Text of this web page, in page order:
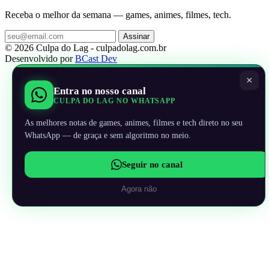
Receba o melhor da semana — games, animes, filmes, tech.
Assinar
© 2026 Culpa do Lag - culpadolag.com.br
Desenvolvido porBCast Dev
×
Entra no nosso canal
CULPA DO LAG NO WHATSAPP
As melhores notas de games, animes, filmes e tech direto no seu
WhatsApp — de graça e sem algoritmo no meio.
Seguir no canal
Agora não